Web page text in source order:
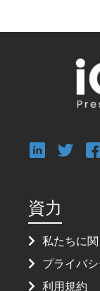
資力
私たちに
プライバ
利用規約